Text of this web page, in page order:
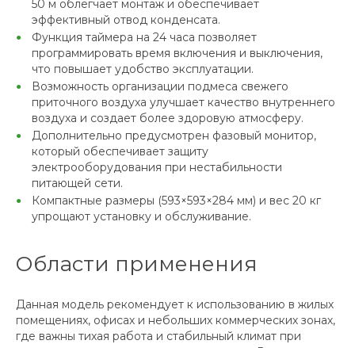
50 м облегчает монтаж и обеспечивает
эффективный отвод конденсата.
Функция таймера на 24 часа позволяет
программировать время включения и выключения,
что повышает удобство эксплуатации.
Возможность организации подмеса свежего
приточного воздуха улучшает качество внутреннего
воздуха и создает более здоровую атмосферу.
Дополнительно предусмотрен фазовый монитор,
который обеспечивает защиту
электрооборудования при нестабильности
питающей сети.
Компактные размеры (593×593×284 мм) и вес 20 кг
упрощают установку и обслуживание.
Области применения
Данная модель рекомендует к использованию в жилых
помещениях, офисах и небольших коммерческих зонах,
где важны тихая работа и стабильный климат при